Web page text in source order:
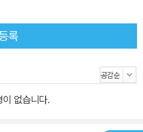
록
이 없습니다.